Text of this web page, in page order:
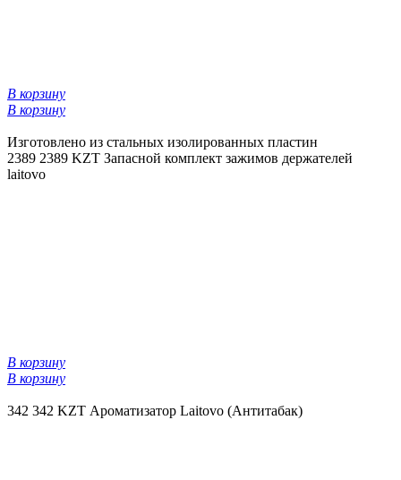
В корзину
В корзину
Изготовлено из стальных изолированных пластин
2389 2389 KZT Запасной комплект зажимов держателей
laitovo
В корзину
В корзину
342 342 KZT Ароматизатор Laitovo (Антитабак)